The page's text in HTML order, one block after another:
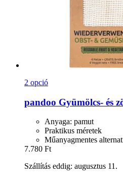
2 opció
pandoo Gyümölcs-​ és
Anyaga: pamut
Praktikus méretek
Műanyagmentes
7.780 Ft
Szállítás eddig: augusztus 11.